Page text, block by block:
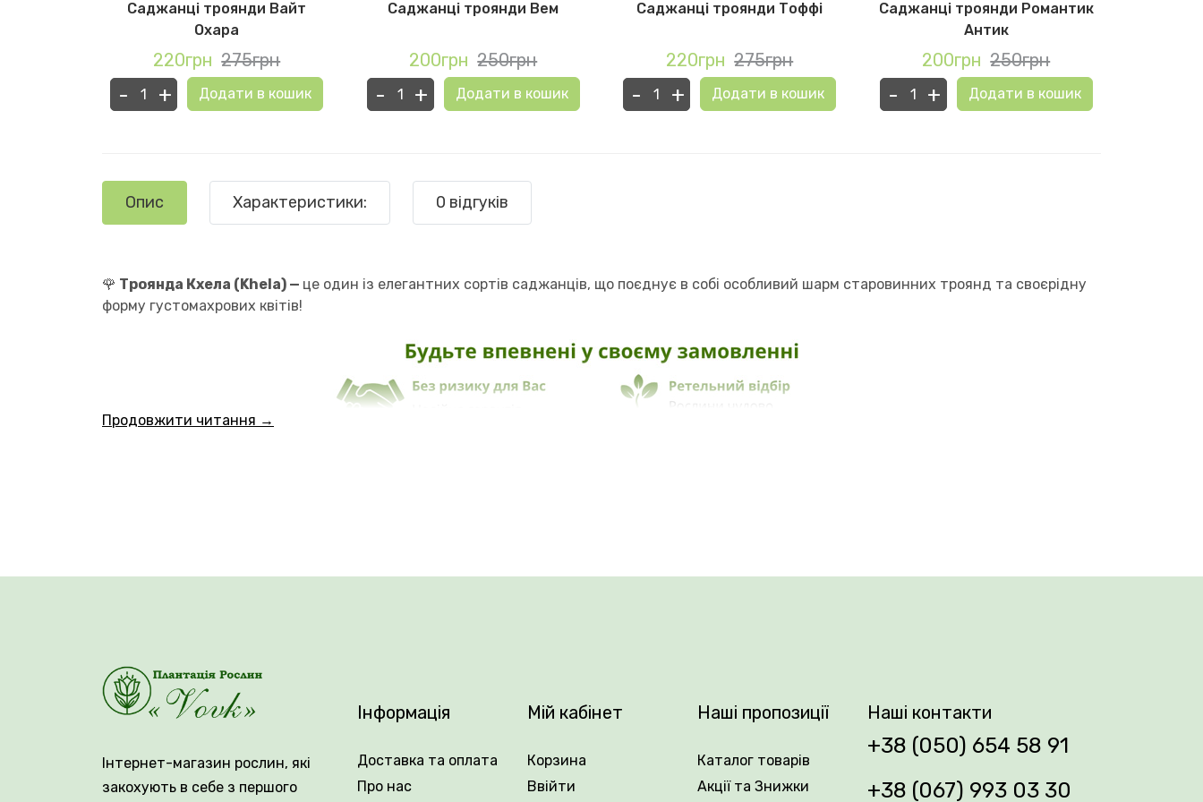
Саджанці троянди Вайт
Охара
220грн 275грн
- + Додати в кошик
Саджанці троянди Вем
200грн 250грн
- + Додати в кошик
Саджанці троянди Тоффі
220грн 275грн
- + Додати в кошик
Саджанці троянди Романтик
Антик
200грн 250грн
- + Додати в кошик
Опис Характеристики: 0 відгуків
🌹 Троянда Кхела (Khela) — це один із елегантних сортів саджанців, що поєднує в собі особливий шарм старовинних троянд та своєрідну
форму густомахрових квітів!
кулястий, діаметром 10–12 см, з понад 40 пелюстками, які формують розкішну, повну квітку. Вони виглядають наче справжній букет, що
саду атмосферу витонченості, спокою і краси.
🌻 У Плантації рослин Vovk ви можете обрати найновіші, найвитриваліші та найароматніші саджанці, які точно стануть прикрасою вашого
Вік саджанця: 2 роки.
Продовжити читання →
Інтернет-магазин рослин, які
закохують в себе з першого
Інформація
Доставка та оплата
Про нас
Мій кабінет
Корзина
Ввійти
Наші пропозиції
Каталог товарів
Акції та Знижки
Наші контакти
+38 (050) 654 58 91
+38 (067) 993 03 30